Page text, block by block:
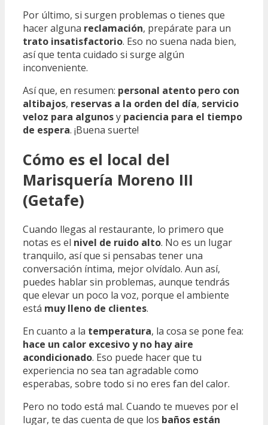
Por último, si surgen problemas o tienes que
hacer alguna reclamación, prepárate para un
trato insatisfactorio. Eso no suena nada bien,
así que tenta cuidado si surge algún
inconveniente.
Así que, en resumen: personal atento pero con
altibajos, reservas a la orden del día, servicio
veloz para algunosy paciencia para el tiempo
de espera. ¡Buena suerte!
Cómo es el local del
Marisquería Moreno III
(Getafe)
Cuando llegas al restaurante, lo primero que
notas es el nivel de ruido alto. No es un lugar
tranquilo, así que si pensabas tener una
conversación íntima, mejor olvídalo. Aun así,
puedes hablar sin problemas, aunque tendrás
que elevar un poco la voz, porque el ambiente
está muy lleno de clientes.
En cuanto a la temperatura, la cosa se pone fea:
hace un calor excesivo y no hay aire
acondicionado. Eso puede hacer que tu
experiencia no sea tan agradable como
esperabas, sobre todo si no eres fan del calor.
Pero no todo está mal. Cuando te mueves por el
lugar, te das cuenta de que los baños están